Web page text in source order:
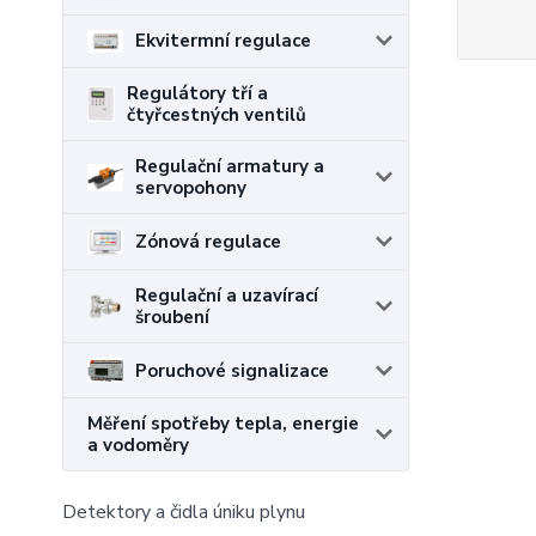
Ekvitermní regulace
Regulátory tří a
čtyřcestných ventilů
Regulační armatury a
servopohony
Zónová regulace
Regulační a uzavírací
šroubení
Poruchové signalizace
Měření spotřeby tepla, energie
a vodoměry
Detektory a čidla úniku plynu